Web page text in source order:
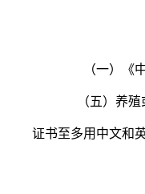
（一）《中
（五）养殖或
证书至多用中文和英